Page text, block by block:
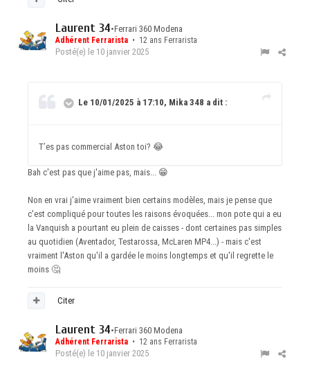
Laurent 34•Ferrari 360 Modena
Adhérent Ferrarista • 12 ans Ferrarista
Posté(e) le 10 janvier 2025
Le 10/01/2025 à 17:10, Mika 348 a dit :
T’es pas commercial Aston toi? 😂
Bah c'est pas que j'aime pas, mais... 😁
Non en vrai j'aime vraiment bien certains modèles, mais je pense que
c'est compliqué pour toutes les raisons évoquées... mon pote qui a eu
la Vanquish a pourtant eu plein de caisses - dont certaines pas simples
au quotidien (Aventador, Testarossa, McLaren MP4...) - mais c'est
vraiment l'Aston qu'il a gardée le moins longtemps et qu'il regrette le
moins 🤔
Citer
Laurent 34•Ferrari 360 Modena
Adhérent Ferrarista • 12 ans Ferrarista
Posté(e) le 10 janvier 2025